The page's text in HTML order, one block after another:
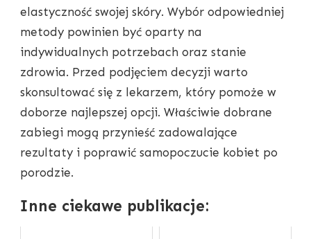
elastyczność swojej skóry. Wybór odpowiedniej
metody powinien być oparty na
indywidualnych potrzebach oraz stanie
zdrowia. Przed podjęciem decyzji warto
skonsultować się z lekarzem, który pomoże w
doborze najlepszej opcji. Właściwie dobrane
zabiegi mogą przynieść zadowalające
rezultaty i poprawić samopoczucie kobiet po
porodzie.
Inne ciekawe publikacje: